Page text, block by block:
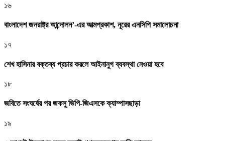
১৬
বাংলাদেশ জনরাষ্ট্র আন্দোলন’-এর আত্মপ্রকাশ, নূরের এনসিপি সমালোচনা
১৭
শেখ হাসিনার বক্তব্য প্রচার করলে আইনানুগ ব্যবস্থা নেওয়া হবে
১৮
জবিতে সংঘর্ষের পর জকসু ভিপি-জিএসকে ক্যাম্পাসছাড়া
১৯